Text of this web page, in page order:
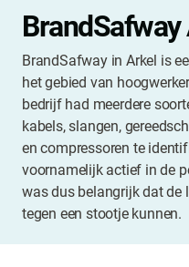
BrandSafway
BrandSafway in Arkel is
het gebied van
bedrijf had meerdere
kabels, slangen,
en compressoren te
voornamelijk actief in de
was dus belangrijk dat de
tegen een stootje kunnen.